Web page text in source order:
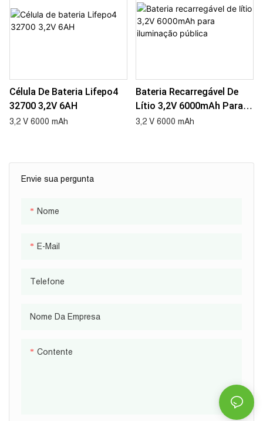
Envie sua pergunta
Nome
E-Mail
Telefone
Nome Da Empresa
Contente
Célula De Bateria Lifepo4
32700 3,2V 6AH
3,2 V 6000 mAh
Bateria Recarregável De
Lítio 3,2V 6000mAh Para
Iluminação Pública
3,2 V 6000 mAh